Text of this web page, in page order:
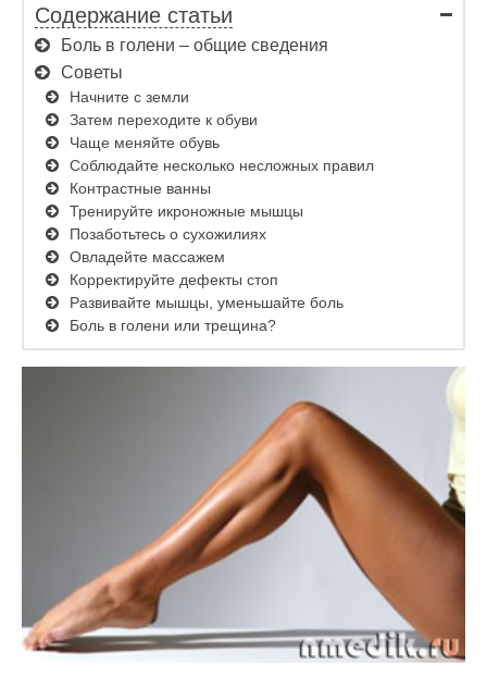
Содержание статьи
Боль в голени – общие сведения
Советы
Начните с земли
Затем переходите к обуви
Чаще меняйте обувь
Соблюдайте несколько несложных правил
Контрастные ванны
Тренируйте икроножные мышцы
Позаботьтесь о сухожилиях
Овладейте массажем
Корректируйте дефекты стоп
Развивайте мышцы, уменьшайте боль
Боль в голени или трещина?